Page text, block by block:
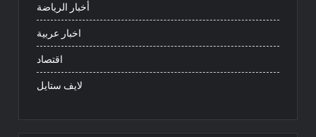
أخبار الرياضة
اخبار عربية
اقتصاد
لايف ستايل